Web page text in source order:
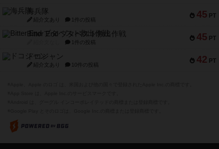
45 PT
海兵隊
紹介文あり 1件の投稿
45 PT
Bitter End ブタペスト救出作戦
1件の投稿
42 PT
ドコジャン
紹介文あり 10件の投稿